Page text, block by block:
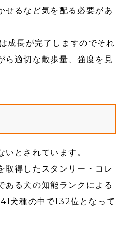
せるなど気を配る必要があ
成長が完了しますのでそれ
ら適切な散歩量、強度を見
とされています。
取得したスタンリー・コレ
ある犬の知能ランクによる
犬種の中で132位となって